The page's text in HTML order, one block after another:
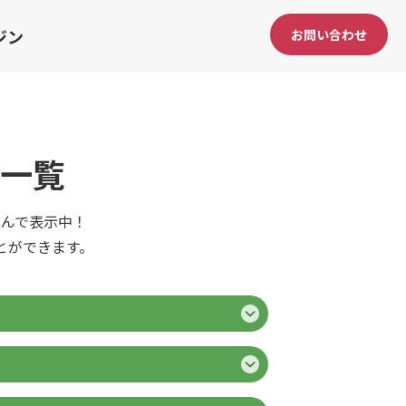
ン お問い合わせ
覧
で表示中！
できます。